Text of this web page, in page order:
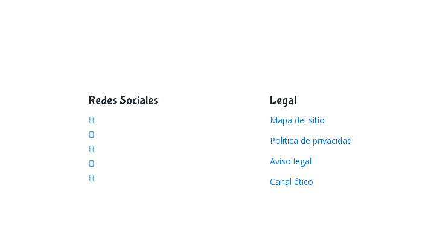
Redes Sociales Legal
Mapa del sitio
Política de privacidad
Aviso legal
Canal ético